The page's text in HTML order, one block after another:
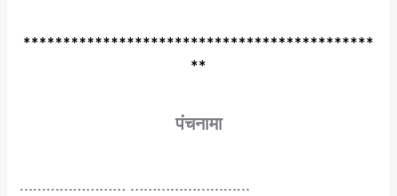
********************************************
**
पंचनामा
…………………… ………………………